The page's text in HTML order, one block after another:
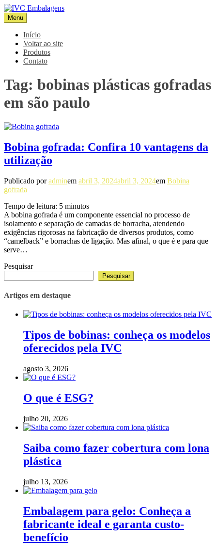
Pular
para
o
conteúdo
IVC Embalagens
Blog IVC
Menu
Início
Voltar ao site
Produtos
Contato
Tag: bobinas plásticas gofradas
em são paulo
Bobina gofrada: Confira 10 vantagens da
utilização
Publicado poradminem abril 3, 2024abril 3, 2024em Bobina
gofrada
Tempo de leitura: 5 minutos
A bobina gofrada é um componente essencial no processo de
isolamento e separação de camadas de borracha, atendendo
exigências rigorosas na fabricação de diversos produtos, como
“camelback” e borrachas de ligação. Mas afinal, o que é e para que
serve…
Pesquisar
Pesquisar
Artigos em destaque
Tipos de bobinas: conheça os modelos
oferecidos pela IVC
agosto 3, 2026
O que é ESG?
julho 20, 2026
Saiba como fazer cobertura com lona
plástica
julho 13, 2026
Embalagem para gelo: Conheça a
fabricante ideal e garanta custo-
benefício